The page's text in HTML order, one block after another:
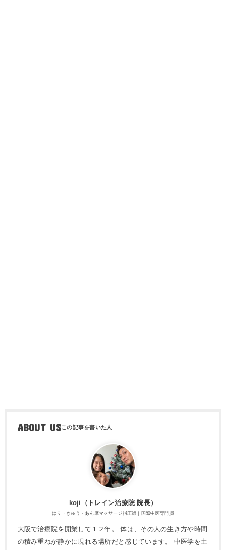
ABOUT US
koji（トレ​イン治療院 院長）
はり・きゅう・あん摩マッサージ指圧師｜国際中医専門員
大阪で治療院を開業して１２年。 体は、その人の生き方や時間
の積み重ねが静かに現れる場所だと感じています。 中医学を土